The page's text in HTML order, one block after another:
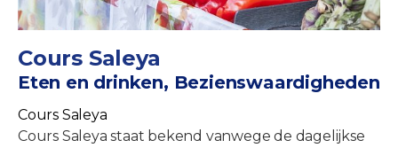
Cours Saleya
Eten en drinken, Bezienswaardigheden
Cours Saleya
Cours Saleya staat bekend vanwege de dagelijkse